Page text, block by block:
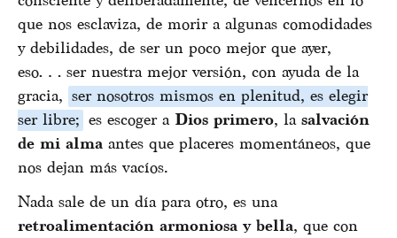
que nos esclaviza, de morir a algunas comodidades
y debilidades, de ser un poco mejor que ayer,
eso… ser nuestra mejor versión, con ayuda de la
gracia, ser nosotros mismos en plenitud, es elegir
ser libre; es escoger a Dios primero, la salvación
de mi alma antes que placeres momentáneos, que
nos dejan más vacíos.
Nada sale de un día para otro, es una
retroalimentación armoniosa y bella, que con